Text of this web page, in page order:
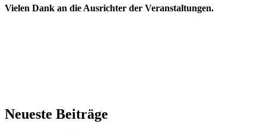
Vielen Dank an die Ausrichter der Veranstaltungen.
Neueste Beiträge